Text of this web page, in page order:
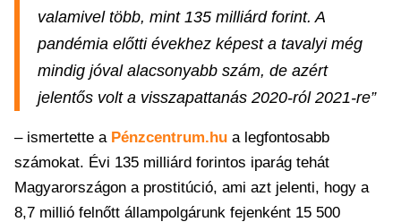
valamivel több, mint 135 milliárd forint. A
pandémia előtti évekhez képest a tavalyi még
mindig jóval alacsonyabb szám, de azért
jelentős volt a visszapattanás 2020-ról 2021-re”
– ismertette a Pénzcentrum.hu a legfontosabb
számokat. Évi 135 milliárd forintos iparág tehát
Magyarországon a prostitúció, ami azt jelenti, hogy a
8,7 millió felnőtt állampolgárunk fejenként 15 500